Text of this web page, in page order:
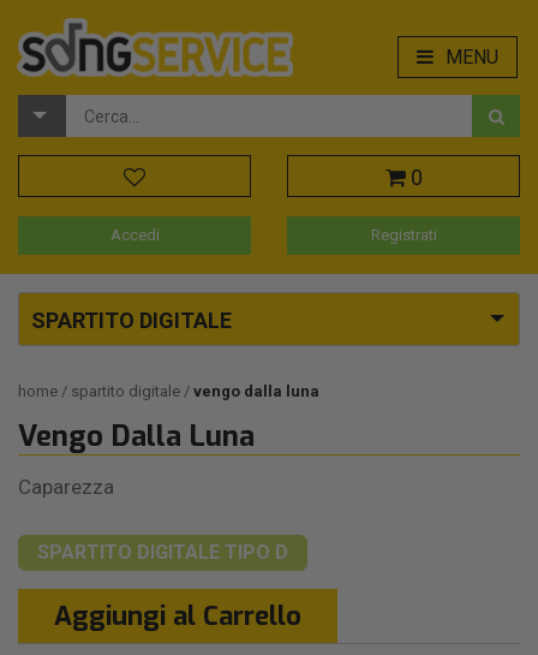
MENU
0
Accedi Registrati
SPARTITO DIGITALE
home spartito digitale vengo dalla luna
Vengo Dalla Luna
Caparezza
SPARTITO DIGITALE TIPO D
Aggiungi al Carrello